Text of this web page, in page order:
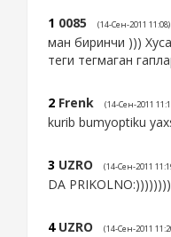
1 0085 (14-Сен-2011 11:08)
ман биринчи )))
теги тегмаган
2 Frenk (14-Сен-2011
kurib bumyoptiku
3 UZRO (14-Сен-2011
DA
4 UZRO (14-Сен-2011